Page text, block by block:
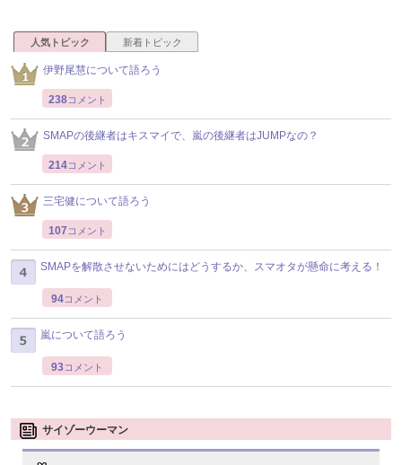
人気トピック 新着トピック
伊野尾慧について語ろう
238コメント
SMAPの後継者はキスマイで、嵐の後継者はJUMPなの？
214コメント
三宅健について語ろう
107 コメント
SMAPを解散させないためにはどうするか、スマオタが懸命に考える！
94コメント
嵐について語ろう
93コメント
サイゾーウーマン